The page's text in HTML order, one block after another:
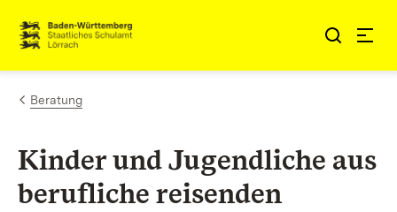
Zum Inhalt springen
Link zur Startseite
Beratung
Kinder und Jugendliche aus
berufliche reisenden